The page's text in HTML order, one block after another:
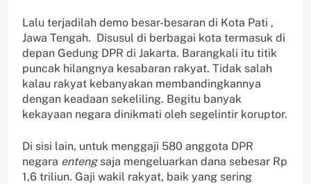
Lalu terjadilah demo besar-besaran di Kota Pati ,
Jawa Tengah. Disusul di berbagai kota termasuk di
depan Gedung DPR di Jakarta. Barangkali itu titik
puncak hilangnya kesabaran rakyat. Tidak salah
kalau rakyat kebanyakan membandingkannya
dengan keadaan sekeliling. Begitu banyak
kekayaan negara dinikmati oleh segelintir koruptor.
Di sisi lain, untuk menggaji 580 anggota DPR
negara entengsaja mengeluarkan dana sebesar Rp
1,6 triliun. Gaji wakil rakyat, baik yang sering